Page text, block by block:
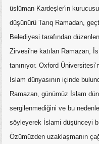
üslüman Kardeşler'in
düşünürü Tarıq Ramadan,
Belediyesi tarafından
Zirvesi'ne katılan Ramazan,
tanınıyor. Oxford
İslam dünyasının içinde
Ramazan, günümüz İslam
sergilenmediğini ve bu
söyleyerek İslami düşünceyi
Özümüzden uzaklaşmanın